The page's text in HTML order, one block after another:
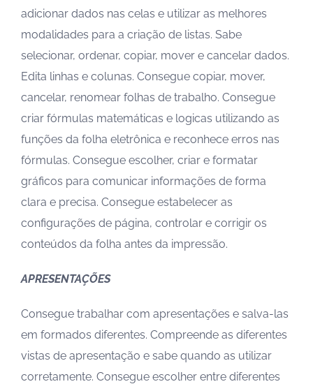
adicionar dados nas celas e utilizar as melhores
modalidades para a criação de listas. Sabe
selecionar, ordenar, copiar, mover e cancelar dados.
Edita linhas e colunas. Consegue copiar, mover,
cancelar, renomear folhas de trabalho. Consegue
criar fórmulas matemáticas e logicas utilizando as
funções da folha eletrônica e reconhece erros nas
fórmulas. Consegue escolher, criar e formatar
gráficos para comunicar informações de forma
clara e precisa. Consegue estabelecer as
configurações de página, controlar e corrigir os
conteúdos da folha antes da impressão.
APRESENTAÇÕES
Consegue trabalhar com apresentações e salva-las
em formados diferentes. Compreende as diferentes
vistas de apresentação e sabe quando as utilizar
corretamente. Consegue escolher entre diferentes